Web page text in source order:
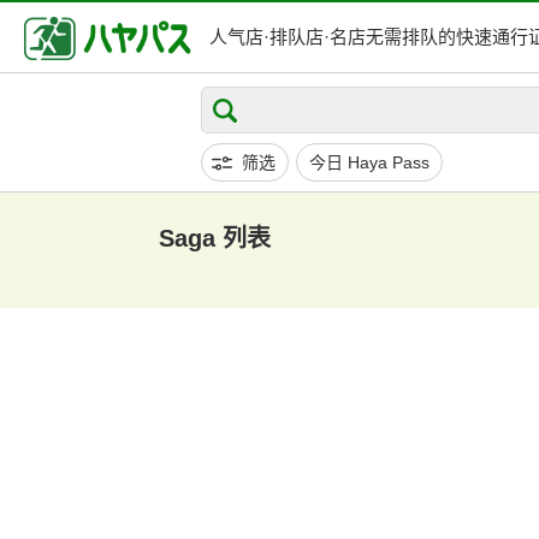
人气店·排队店·名店无需排队的快速通行
筛选 今日 Haya Pass
Saga 列表